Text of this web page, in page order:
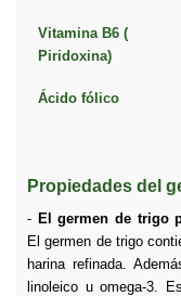
Vitamina B6 (
Piridoxina)
Ácido fólico
Propiedades del
- El germen de trigo
El germen de trigo
harina refinada.
linoleico u omega-3.